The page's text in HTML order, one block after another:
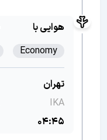
هوایی با
Economy
تهران
IKA
04:45